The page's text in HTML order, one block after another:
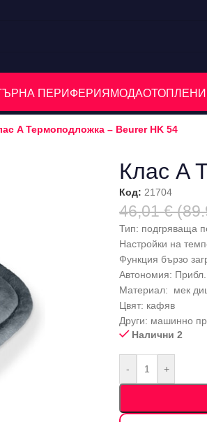
ПЕРИФЕРИЯ МОДА
A Термоподложка – Beurer HK 54
Клас A
Код: 21704
46,01 €
Тип: подгряваща
Настройки на
Функция бързо
Автономия:
Материал: мек
Цвят: кафяв
Други: машинно
Налични 2
- +